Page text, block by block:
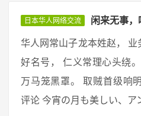
日本华人网络交流 闲来无事，
华人网常山子龙本姓赵，
好名号， 仁义常理心头绕
万马笼黑罩。 取贼首级响
评论 今宵の月も美しい、ア